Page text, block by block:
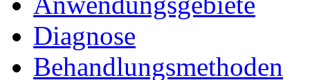
Diagnose
Behandlungsmethoden